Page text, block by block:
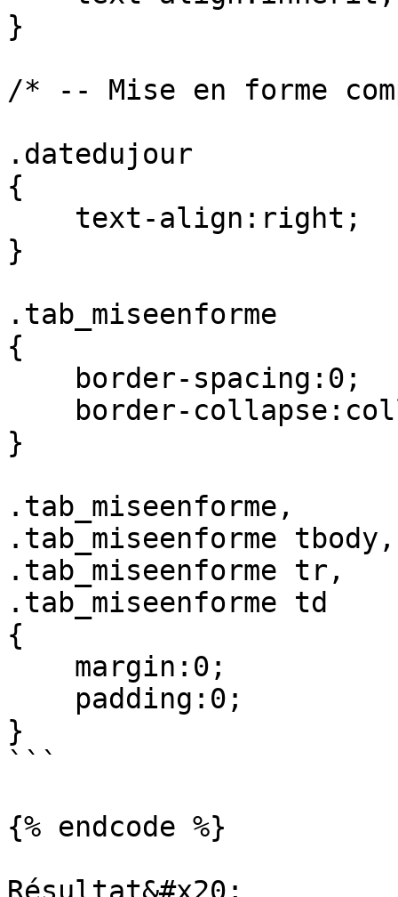
}
/* -- Mise en forme
.datedujour
{
}
.tab_miseenforme
{
}
.tab_miseenforme,
.tab_miseenforme tbody,
.tab_miseenforme tr,
.tab_miseenforme td
{
}
```
{% endcode %}